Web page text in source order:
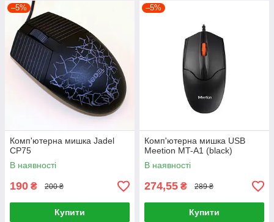
–5%
Комп'ютерна мишка Jadel
CP75
В наявності
190 ₴ 200 ₴
Купити
–5%
Комп'ютерна мишка USB
Meetion MT-A1 (black)
В наявності
274,55 ₴ 289 ₴
Купити